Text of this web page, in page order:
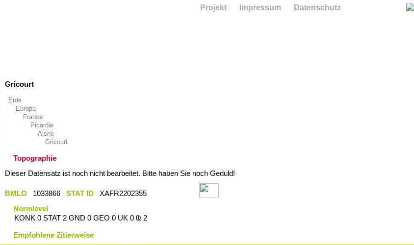
Gricourt
Erde
Europa
France
Picardie
Aisne
Gricourt
Topographie
Dieser Datensatz ist noch nicht bearbeitet. Bitte haben Sie noch Geduld!
BMLO 1033866 STAT ID
XAFR2202355
Normlevel
KONK 0 STAT 2 GND 0 GEO 0 UK 0 Ҩ 2
Empfohlene Zitierweise
Projekt Impressum Datenschutz